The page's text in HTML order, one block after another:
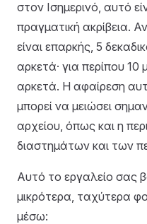
στον Ισημερινό, αυτό
πραγματική ακρίβεια.
είναι επαρκής, 5
αρκετά· για περίπου 10
αρκετά. Η αφαίρεση
μπορεί να μειώσει
αρχείου, όπως και η
διαστημάτων και των
Αυτό το εργαλείο σας
μικρότερα, ταχύτερα
μέσω: